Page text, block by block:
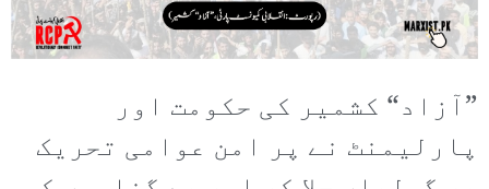
”آزاد“ کشمیر کی حکومت اور
پارلیمنٹ نے پر امن عوامی تحریک